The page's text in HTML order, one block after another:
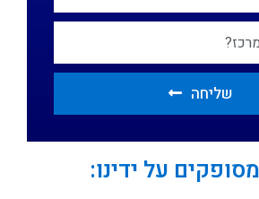
שליחה
על ידינו: